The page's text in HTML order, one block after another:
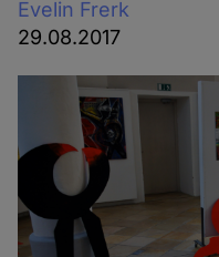
Evelin Frerk
29.08.2017